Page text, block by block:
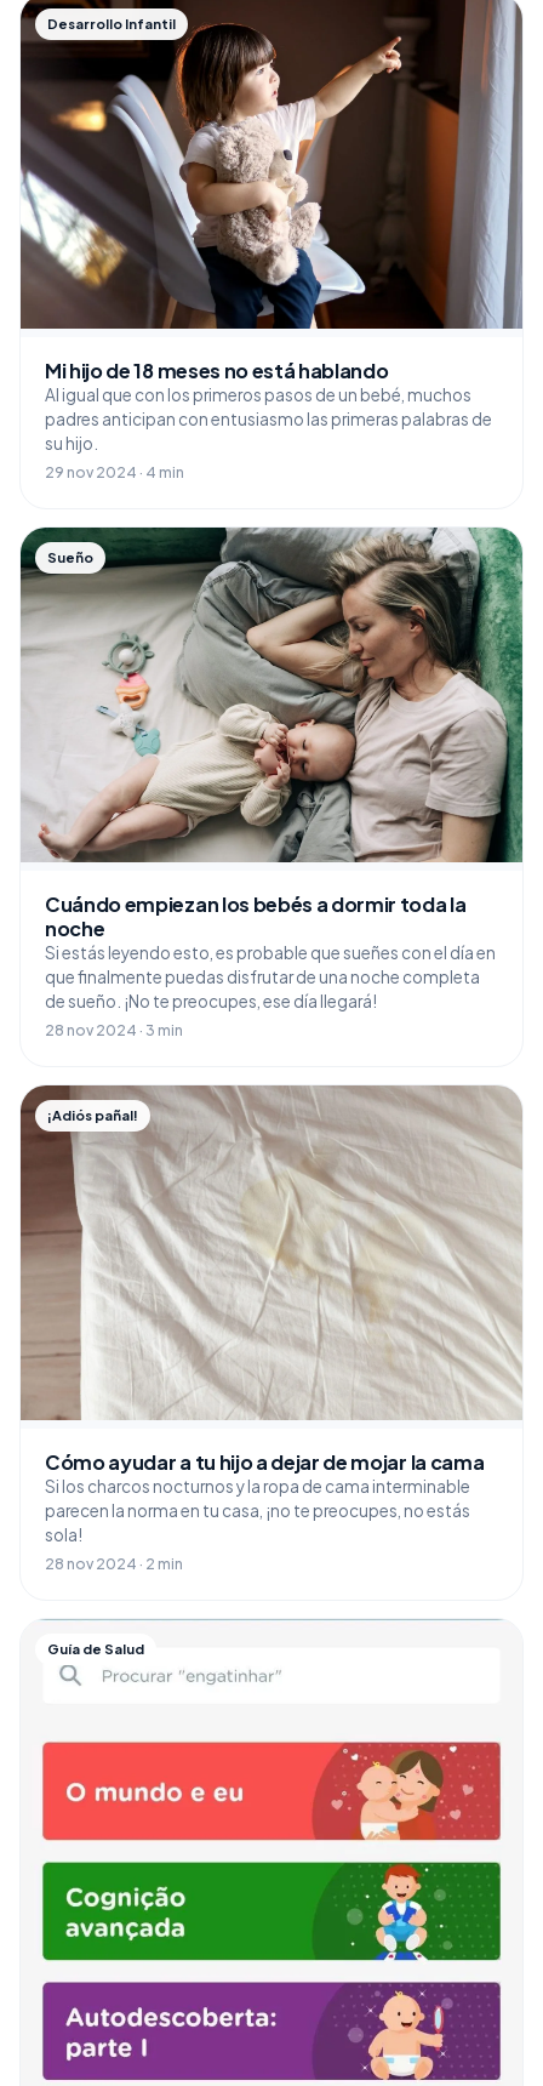
Desarrollo Infantil
Mi hijo de 18 meses no está hablando
Al igual que con los primeros pasos de un bebé, muchos
padres anticipan con entusiasmo las primeras palabras de
su hijo.
29 nov 2024 · 4 min
Sueño
Cuándo empiezan los bebés a dormir toda la
noche
Si estás leyendo esto, es probable que sueñes con el día en
que finalmente puedas disfrutar de una noche completa
de sueño. ¡No te preocupes, ese día llegará!
28 nov 2024 · 3 min
¡Adiós pañal!
Cómo ayudar a tu hijo a dejar de mojar la cama
Si los charcos nocturnos y la ropa de cama interminable
parecen la norma en tu casa, ¡no te preocupes, no estás
sola!
28 nov 2024 · 2 min
Guía de Salud